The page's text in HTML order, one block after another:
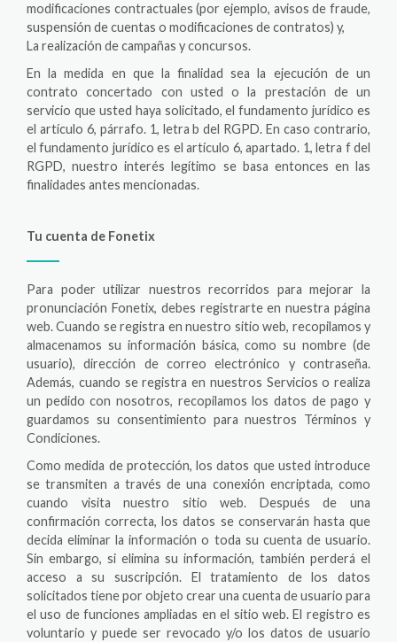
modificaciones contractuales (por ejemplo, avisos de fraude,
suspensión de cuentas o modificaciones de contratos) y,
La realización de campañas y concursos.
En la medida en que la finalidad sea la ejecución de un
contrato concertado con usted o la prestación de un
servicio que usted haya solicitado, el fundamento jurídico es
el artículo 6, párrafo. 1, letra b del RGPD. En caso contrario,
el fundamento jurídico es el artículo 6, apartado. 1, letra f del
RGPD, nuestro interés legítimo se basa entonces en las
finalidades antes mencionadas.
Tu cuenta de Fonetix
Para poder utilizar nuestros recorridos para mejorar la
pronunciación Fonetix, debes registrarte en nuestra página
web. Cuando se registra en nuestro sitio web, recopilamos y
almacenamos su información básica, como su nombre (de
usuario), dirección de correo electrónico y contraseña.
Además, cuando se registra en nuestros Servicios o realiza
un pedido con nosotros, recopilamos los datos de pago y
guardamos su consentimiento para nuestros Términos y
Condiciones.
Como medida de protección, los datos que usted introduce
se transmiten a través de una conexión encriptada, como
cuando visita nuestro sitio web. Después de una
confirmación correcta, los datos se conservarán hasta que
decida eliminar la información o toda su cuenta de usuario.
Sin embargo, si elimina su información, también perderá el
acceso a su suscripción. El tratamiento de los datos
solicitados tiene por objeto crear una cuenta de usuario para
el uso de funciones ampliadas en el sitio web. El registro es
voluntario y puede ser revocado y/o los datos de usuario